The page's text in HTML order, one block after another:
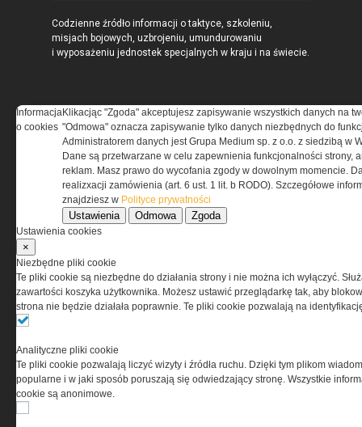
Codzienne źródło informacji o taktyce, szkoleniu,
misjach bojowych, uzbrojeniu, umundurowaniu
i wyposażeniu jednostek specjalnych w kraju i na świecie.
REGULAMIN
Regulamin określa zasady korzystania z portalu
www.special-ops.pl
Korzystanie z portalu jest równoznaczne
przez Grupa MEDIUM Spółka z ograniczoną
odpowiedzialnością Spółka komandytowa, nr KRS:
0000537655, NIP 1132860378, REGON 146393437
(zwana dalej Grupa MEDIUM) w postaci Regulaminu.
Informacja
o cookies
Klikacjąc "Zgoda" akceptujesz zapisywanie wszystkich danych na
"Odmowa" oznacza zapisywanie tylko danych niezbędnych do
Administratorem danych jest Grupa Medium sp. z o.o. z siedzibą w
Dane są przetwarzane w celu zapewnienia funkcjonalności strony,
reklam. Masz prawo do wycofania zgody w dowolnym momencie.
realizxacji zamówienia (art. 6 ust. 1 lit. b RODO). Szczegółowe
znajdziesz w Polityce prywatności
Ustawienia Odmowa Zgoda
Ustawienia cookies
×
Niezbędne pliki cookie
Te pliki cookie są niezbędne do działania strony i nie można ich wyłączyć.
zawartości koszyka użytkownika. Możesz ustawić przeglądarkę tak, aby
strona nie będzie działała poprawnie. Te pliki cookie pozwalają na
Analityczne pliki cookie
Te pliki cookie pozwalają liczyć wizyty i źródła ruchu. Dzięki tym plikom
popularne i w jaki sposób poruszają się odwiedzający stronę. Wszystkie
cookie są anonimowe.